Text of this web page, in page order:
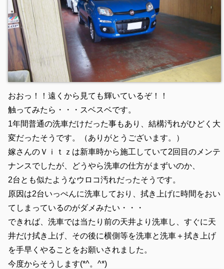
おおっ！！遠くから見ても輝いているぞ！！
触ってみたら・・・スベスベです。
1年間普通の洗車だけだった事もあり、結構汚れがひどく大
変だったそうです。（ありがとうございます。）
嫁さんのＶｉｔｚは新車時から施工していて2回目のメンテ
ナンスでしたが、どうやら洗車の仕方がまずいのか、
2台とも似たようなウロコ汚れだったそうです。
原因は2台いっぺんに洗車しており、拭き上げに時間をおい
てしまっているのがダメみたい・・・
できれば、洗車では当たり前の天井より洗車し、すぐに天
井だけ拭き上げ、その後に横側等を洗車と洗車＋拭き上げ
を手早くやることをお願いされました。
今度からそうします(*^。^*)